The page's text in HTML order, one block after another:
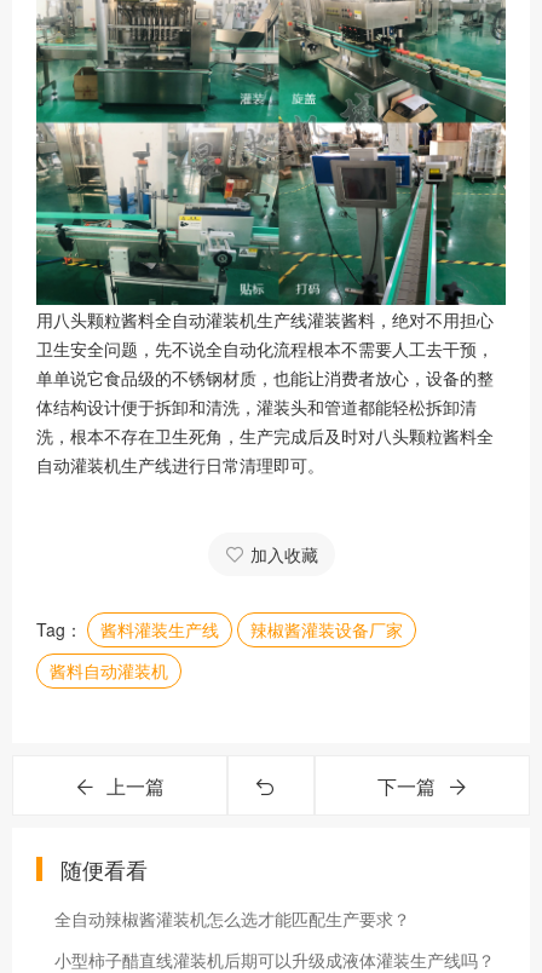
用八头颗粒酱料全自动灌装机生产线灌装酱料，绝对不用担心
卫生安全问题，先不说全自动化流程根本不需要人工去干预，
单单说它食品级的不锈钢材质，也能让消费者放心，设备的整
体结构设计便于拆卸和清洗，灌装头和管道都能轻松拆卸清
洗，根本不存在卫生死角，生产完成后及时对八头颗粒酱料全
自动灌装机生产线进行日常清理即可。
加入收藏
Tag： 酱料灌装生产线
辣椒酱灌装设备厂家
酱料自动灌装机
上一篇 下一篇
随便看看
全自动辣椒酱灌装机怎么选才能匹配生产要求？
小型柿子醋直线灌装机后期可以升级成液体灌装生产线吗？